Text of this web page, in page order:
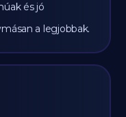
és jó
a legjobbak.